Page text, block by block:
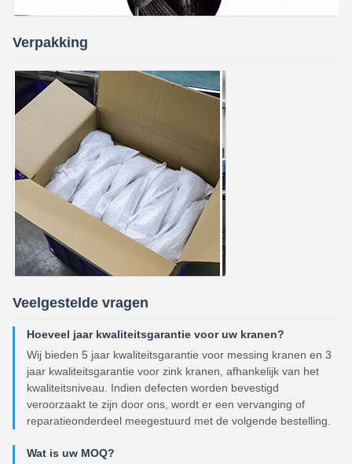
Verpakking
Veelgestelde vragen
Hoeveel jaar kwaliteitsgarantie voor uw kranen?
Wij bieden 5 jaar kwaliteitsgarantie voor messing kranen en 3
jaar kwaliteitsgarantie voor zink kranen, afhankelijk van het
kwaliteitsniveau. Indien defecten worden bevestigd
veroorzaakt te zijn door ons, wordt er een vervanging of
reparatieonderdeel meegestuurd met de volgende bestelling.
Wat is uw MOQ?